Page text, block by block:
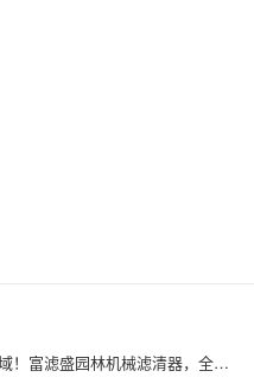
深耕园林设备滤清领域！富滤盛园林机械滤清器，全品类适配，品质硬核靠谱